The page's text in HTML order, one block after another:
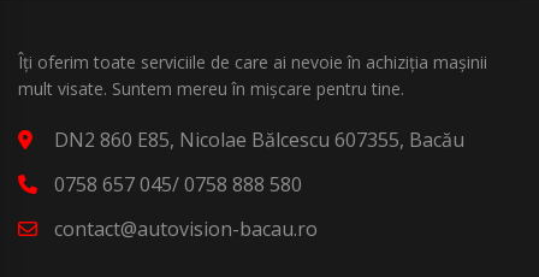
Îți oferim toate serviciile de care ai nevoie în achiziția mașinii
mult visate. Suntem mereu în mișcare pentru tine.
DN2 860 E85, Nicolae Bălcescu 607355, Bacău
0758 657 045/ 0758 888 580
contact@autovision-bacau.ro